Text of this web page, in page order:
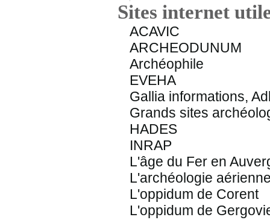
Sites internet
ACAVIC
ARCHEODUNUM
Archéophile
EVEHA
Gallia informations,
Grands sites
HADES
INRAP
L'âge du Fer en
L'archéologie
L'oppidum de Corent
L'oppidum de